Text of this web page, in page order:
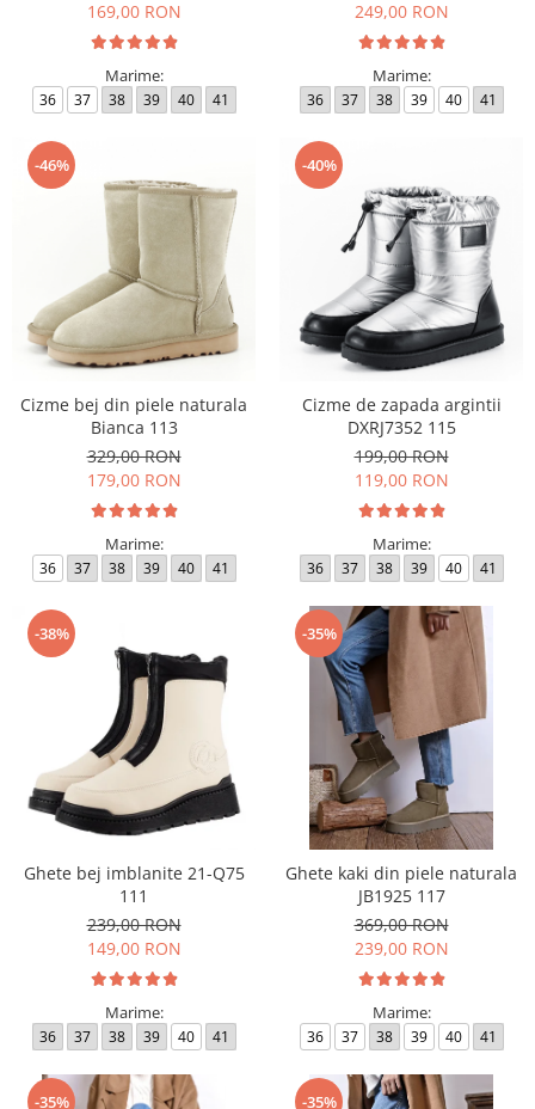
169,00 RON
Marime:
36 37 38 39 40 41
249,00 RON
Marime:
36 37 38 39 40 41
-46%
Cizme bej din piele naturala
Bianca 113
329,00 RON
179,00 RON
Marime:
36 37 38 39 40 41
-40%
Cizme de zapada argintii
DXRJ7352 115
199,00 RON
119,00 RON
Marime:
36 37 38 39 40 41
-38%
Ghete bej imblanite 21-Q75
111
239,00 RON
149,00 RON
Marime:
36 37 38 39 40 41
-35%
Ghete kaki din piele naturala
JB1925 117
369,00 RON
239,00 RON
Marime:
36 37 38 39 40 41
-35% -35%